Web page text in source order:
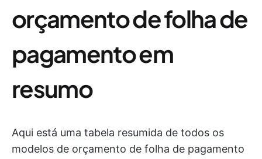
orçamento de folha de
pagamento em
resumo
Aqui está uma tabela resumida de todos os
modelos de orçamento de folha de pagamento